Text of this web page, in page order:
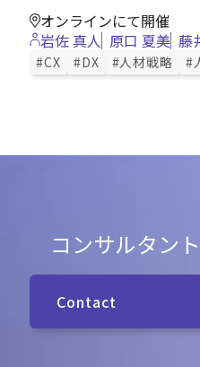
オンラインにて開催
岩佐 真人 原口 夏美 藤
#CX #DX #人材戦略 #
コンサルタン
Contact